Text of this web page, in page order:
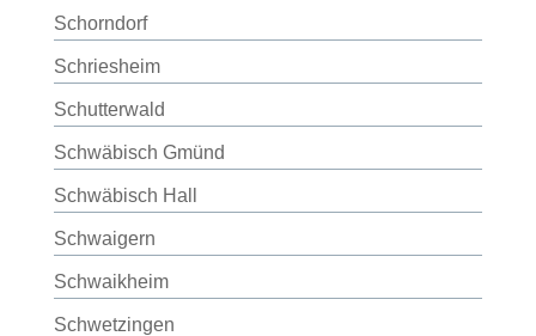
Schorndorf
Schriesheim
Schutterwald
Schwäbisch Gmünd
Schwäbisch Hall
Schwaigern
Schwaikheim
Schwetzingen